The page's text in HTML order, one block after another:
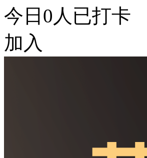
今日 0 人已打卡
加入